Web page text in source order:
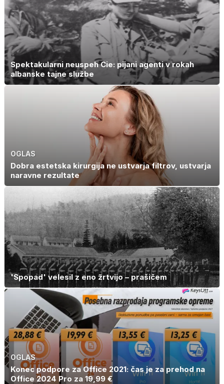
Spektakularni neuspeh Cie: pijani agenti v rokah
albanske tajne službe
OGLAS
Dobra estetska kirurgija ne ustvarja filtrov, ustvarja
naravne rezultate
'Spopad' velesil z eno žrtvijo – prašičem
OGLAS
Konec podpore za Office 2021: čas je za prehod na
Office 2024 Pro za 19,99 €